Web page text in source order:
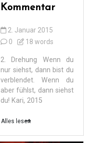
Kommentar
2. Januar 2015
0
18 words
2. Drehung Wenn du
nur siehst, dann bist du
verblendet. Wenn du
aber fühlst, dann siehst
du! Kari, 2015
Alles lesen